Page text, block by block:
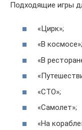
Подходящие игры
«Цирк»;
«В космосе»;
«В
«СТО»;
«Самолет»;
«На